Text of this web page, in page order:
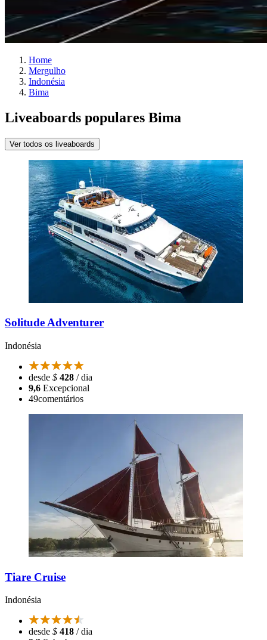
Home
Mergulho
Indonésia
Bima
Liveaboards populares Bima
Ver todos os liveaboards
Solitude Adventurer
Indonésia
desde $ 428 / dia
9,6 Excepcional
49comentários
Tiare Cruise
Indonésia
desde $ 418 / dia